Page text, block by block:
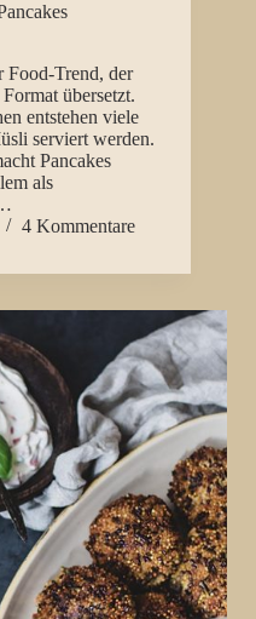
Food-Trend, der
übersetzt.
entstehen viele
serviert werden.
Pancakes
als
4 Kommentare